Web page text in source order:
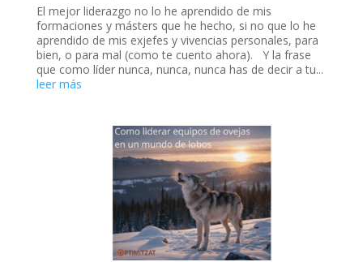
El mejor liderazgo no lo he aprendido de mis
formaciones y másters que he hecho, si no que lo he
aprendido de mis exjefes y vivencias personales, para
bien, o para mal (como te cuento ahora). Y la frase
que como líder nunca, nunca, nunca has de decir a tu...
leer más